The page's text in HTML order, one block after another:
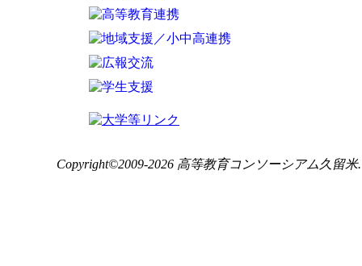
市民公開講座
資格取得講座
実務支援講習会
小中高大連携メニューと整備
Copyright©2009-2026 高等教育コンソーシアム久留米.